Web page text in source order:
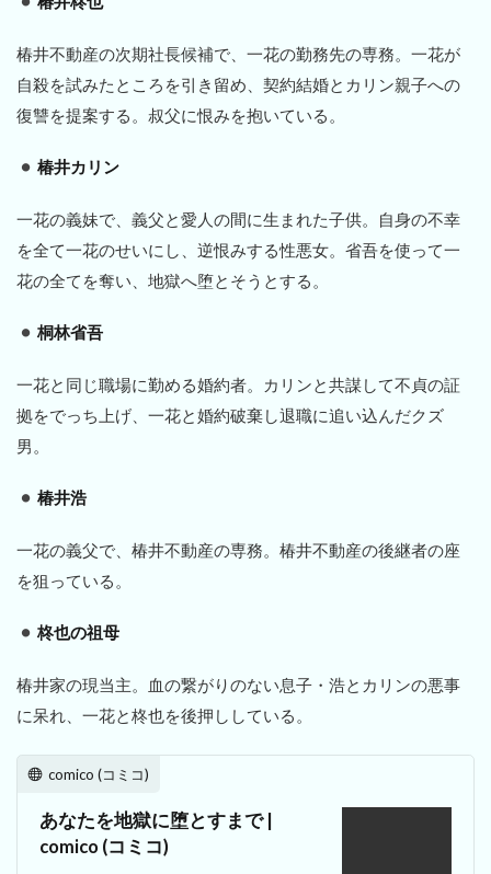
椿井不動産の次期社長候補で、一花の勤務先の専務。一花が
自殺を試みたところを引き留め、契約結婚とカリン親子への
復讐を提案する。叔父に恨みを抱いている。
椿井カリン
一花の義妹で、義父と愛人の間に生まれた子供。自身の不幸
を全て一花のせいにし、逆恨みする性悪女。省吾を使って一
花の全てを奪い、地獄へ堕とそうとする。
桐林省吾
一花と同じ職場に勤める婚約者。カリンと共謀して不貞の証
拠をでっち上げ、一花と婚約破棄し退職に追い込んだクズ
男。
椿井浩
一花の義父で、椿井不動産の専務。椿井不動産の後継者の座
を狙っている。
柊也の祖母
椿井家の現当主。血の繋がりのない息子・浩とカリンの悪事
に呆れ、一花と柊也を後押ししている。
comico (コミコ)
あなたを地獄に堕とすまで |
comico (コミコ)